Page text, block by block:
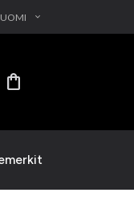
EXPAND_MORE
shopping_bag